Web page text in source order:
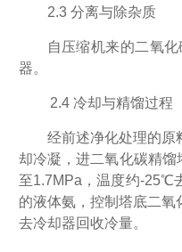
2.3 分离与除杂质
自压缩机来的二氧
器。
2.4 冷却与精馏过程
经前述净化处理的原
却冷凝，进二氧化碳精
至1.7MPa ，温度约-25℃
的液体氨，控制塔底二氧
去冷却器回收冷量。